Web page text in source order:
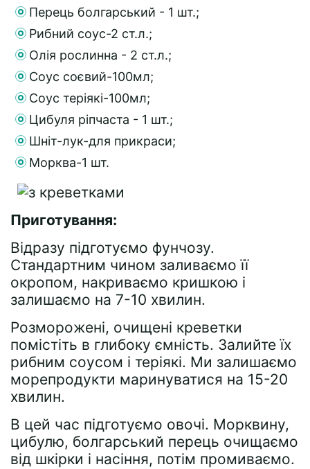
Перець болгарський - 1 шт.;
Рибний соус-2 ст.л.;
Олія рослинна - 2 ст.л.;
Соус соєвий-100мл;
Соус теріякі-100мл;
Цибуля ріпчаста - 1 шт.;
Шніт-лук-для прикраси;
Морква-1 шт.
Приготування:
Відразу підготуємо фунчозу.
Стандартним чином заливаємо її
окропом, накриваємо кришкою і
залишаємо на 7-10 хвилин.
Розморожені, очищені креветки
помістіть в глибоку ємність. Залийте їх
рибним соусом і теріякі. Ми залишаємо
морепродукти маринуватися на 15-20
хвилин.
В цей час підготуємо овочі. Морквину,
цибулю, болгарський перець очищаємо
від шкірки і насіння, потім промиваємо.